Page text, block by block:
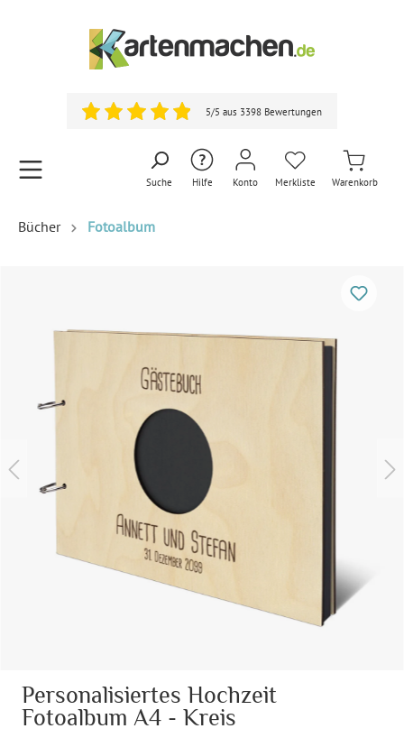
5/5 aus 3398 Bewertungen
Suche Hilfe Konto Merkliste Warenkorb
Bücher Fotoalbum
Personalisiertes Hochzeit
Fotoalbum A4 - Kreis